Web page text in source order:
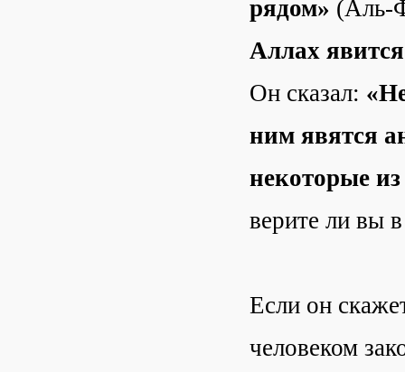
рядом» (Аль-
Аллах
Он сказал:
ним явятся
некоторые
верите ли вы
Если он
человеком